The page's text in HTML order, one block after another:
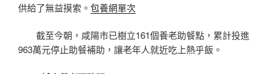
供給了無益摸索。 包養網單次
截至今朝，咸陽市已樹立161個養老助餐點，累計投進
963萬元停止助餐補助，讓老年人就近吃上熱乎飯。